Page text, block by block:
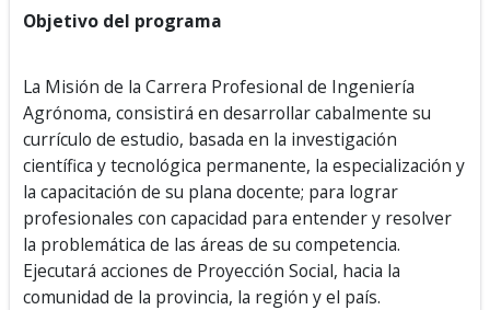
Objetivo del programa
La Misión de la Carrera Profesional de Ingeniería
Agrónoma, consistirá en desarrollar cabalmente su
currículo de estudio, basada en la investigación
científica y tecnológica permanente, la especialización y
la capacitación de su plana docente; para lograr
profesionales con capacidad para entender y resolver
la problemática de las áreas de su competencia.
Ejecutará acciones de Proyección Social, hacia la
comunidad de la provincia, la región y el país.